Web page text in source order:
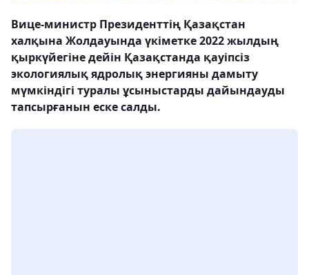
Вице-министр Президенттің Қазақстан
халқына Жолдауында үкіметке 2022 жылдың
қыркүйегіне дейін Қазақстанда қауіпсіз
экологиялық ядролық энергияны дамыту
мүмкіндігі туралы ұсыныстарды дайындауды
тапсырғанын еске салды.